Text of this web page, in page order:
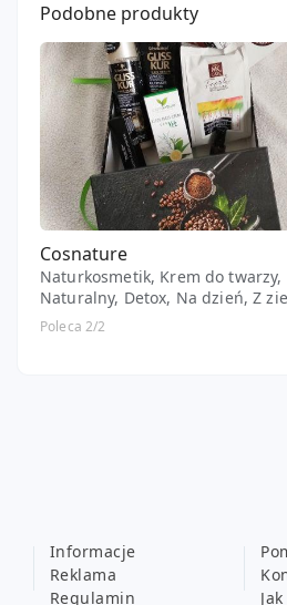
Jak lubię żel tej marki czy tołpę ,
zadowlona. Anulowałam suba,
cenę pudelka o 10 złotych....
Podobne produkty
Cosnature
Naturkosmetik, Krem do twarzy,
Naturalny, Detox, Na dzień, Z
herbatą
Poleca 2/2
Informacje
Reklama
Regulamin